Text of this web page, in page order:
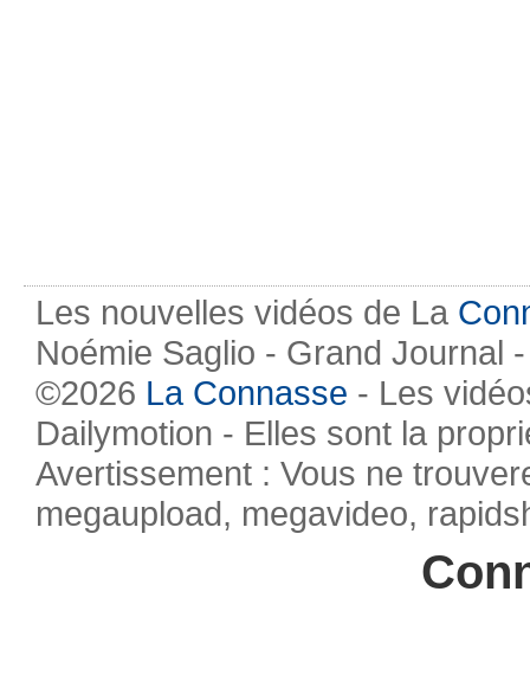
Les nouvelles vidéos de La
Noémie Saglio - Grand Journal
©2026 La Connasse - Les
Dailymotion - Elles sont la
Avertissement : Vous ne
megaupload, megavideo,